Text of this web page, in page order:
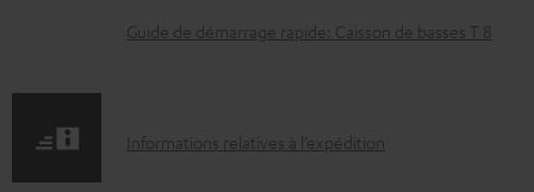
h
g
Guide de démarrage rapide: Caisson de basses T 8
IInformations relatives à l’expédition